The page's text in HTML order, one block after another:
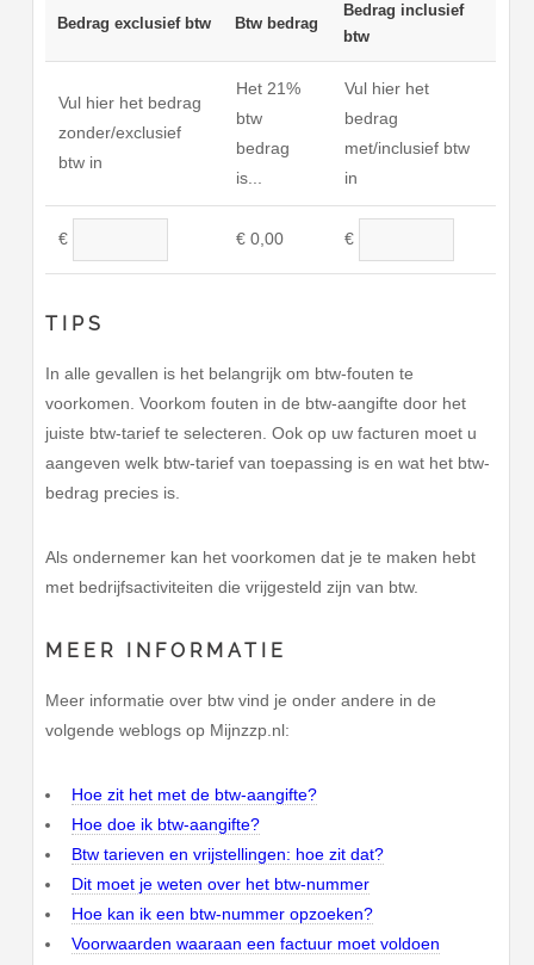
Bedrag exclusief btw Btw bedrag
Bedrag inclusief
btw
Vul hier het bedrag
zonder/exclusief
btw in
Het 21%
btw
bedrag
is...
Vul hier het
bedrag
met/inclusief btw
in
€ € 0,00 €
TIPS
In alle gevallen is het belangrijk om btw-fouten te
voorkomen. Voorkom fouten in de btw-aangifte door het
juiste btw-tarief te selecteren. Ook op uw facturen moet u
aangeven welk btw-tarief van toepassing is en wat het btw-
bedrag precies is.
Als ondernemer kan het voorkomen dat je te maken hebt
met bedrijfsactiviteiten die vrijgesteld zijn van btw.
MEER INFORMATIE
Meer informatie over btw vind je onder andere in de
volgende weblogs op Mijnzzp.nl:
Hoe zit het met de btw-aangifte?
Hoe doe ik btw-aangifte?
Btw tarieven en vrijstellingen: hoe zit dat?
Dit moet je weten over het btw-nummer
Hoe kan ik een btw-nummer opzoeken?
Voorwaarden waaraan een factuur moet voldoen